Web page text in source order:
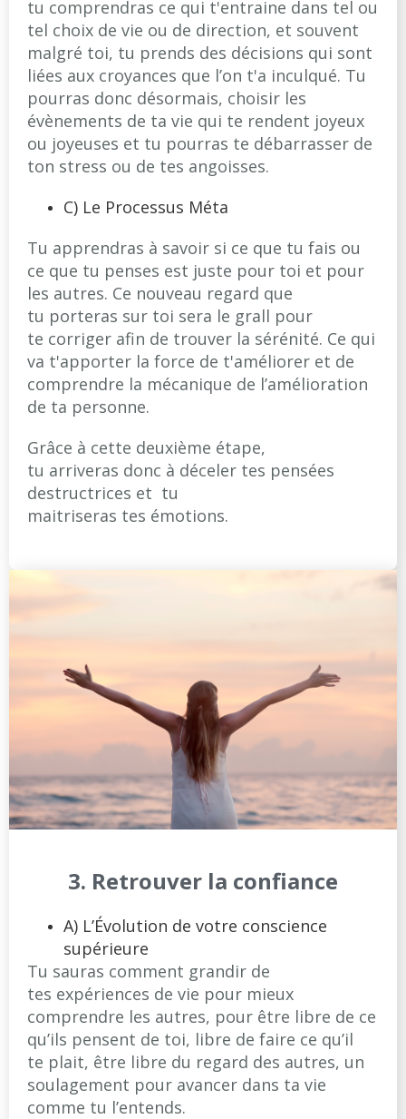
tu comprendras ce qui t'entraine dans tel ou
tel choix de vie ou de direction, et souvent
malgré toi, tu prends des décisions qui sont
liées aux croyances que l’on t'a inculqué. Tu
pourras donc désormais, choisir les
évènements de ta vie qui te rendent joyeux
ou joyeuses et tu pourras te débarrasser de
ton stress ou de tes angoisses.
C) Le Processus Méta
Tu apprendras à savoir si ce que tu fais ou
ce que tu penses est juste pour toi et pour
les autres. Ce nouveau regard que
tu porteras sur toi sera le grall pour
te corriger afin de trouver la sérénité. Ce qui
va t'apporter la force de t'améliorer et de
comprendre la mécanique de l’amélioration
de ta personne.
Grâce à cette deuxième étape,
tu arriveras donc à déceler tes pensées
destructrices et tu
maitriseras tes émotions.
3. Retrouver la confiance
A) L’Évolution de votre conscience
supérieure
Tu sauras comment grandir de
tes expériences de vie pour mieux
comprendre les autres, pour être libre de ce
qu’ils pensent de toi, libre de faire ce qu’il
te plait, être libre du regard des autres, un
soulagement pour avancer dans ta vie
comme tu l’entends.